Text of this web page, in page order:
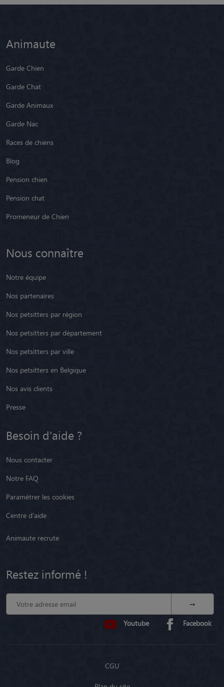
Animaute
Garde Chien
Garde Chat
Garde Animaux
Garde Nac
Races de chiens
Blog
Pension chien
Pension chat
Promeneur de Chien
Nous connaître
Notre équipe
Nos partenaires
Nos petsitters par région
Nos petsitters par département
Nos petsitters par ville
Nos petsitters en Belgique
Nos avis clients
Presse
Besoin d'aide ?
Nous contacter
Notre FAQ
Paramétrer les cookies
Centre d'aide
Animaute recrute
Restez informé !
Youtube Facebook
CGU